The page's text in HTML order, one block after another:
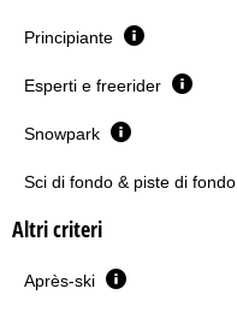
Principiante
Esperti e freerider
Snowpark
Sci di fondo & piste di fondo
Altri criteri
Après-ski